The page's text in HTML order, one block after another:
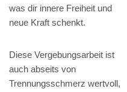
was dir innere Freiheit und
neue Kraft schenkt.
Diese Vergebungsarbeit ist
auch abseits von
Trennungsschmerz wertvoll,